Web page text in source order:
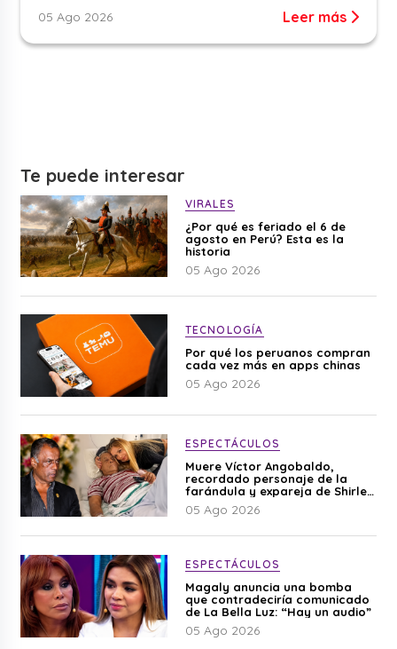
05 Ago 2026 Leer más
Te puede interesar
VIRALES
¿Por qué es feriado el 6 de
agosto en Perú? Esta es la
historia
05 Ago 2026
TECNOLOGÍA
Por qué los peruanos compran
cada vez más en apps chinas
05 Ago 2026
ESPECTÁCULOS
Muere Víctor Angobaldo,
recordado personaje de la
farándula y expareja de Shirley
Cherres
05 Ago 2026
ESPECTÁCULOS
Magaly anuncia una bomba
que contradeciría comunicado
de La Bella Luz: “Hay un audio”
05 Ago 2026